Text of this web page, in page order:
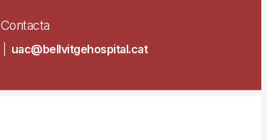
Contacta
uac@bellvitgehospital.cat